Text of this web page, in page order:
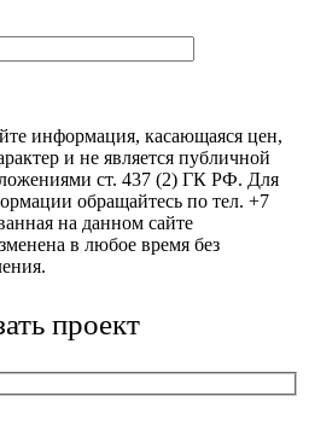
информация, касающаяся цен,
и не является публичной
ст. 437 (2) ГК РФ. Для
обращайтесь по тел. +7
на данном сайте
в любое время без
проект